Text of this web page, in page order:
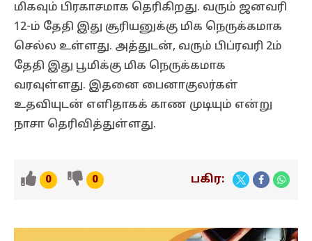
மிகவும் பிரகாசமாக தெரிகிறது. வரும் ஜனவரி
12-ம் தேதி இது சூரியனுக்கு மிக நெருக்கமாக
செல்ல உள்ளது. அத்துடன், வரும் பிப்ரவரி 2ம்
தேதி இது பூமிக்கு மிக நெருக்கமாக
வரவுள்ளது. இதனை பைனாகுலர்கள்
உதவியுடன் எளிதாகக் காண முடியும் என்று
நாசா தெரிவித்துள்ளது.
0 0 பகிர: